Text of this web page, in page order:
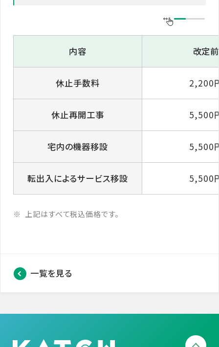
内容 改定前
休止手数料 2,200
休止再開工事 5,500
宅内の機器移設 5,500
転出入によるサービス移設 5,500
上記はすべて税込価格です。
一覧を見る